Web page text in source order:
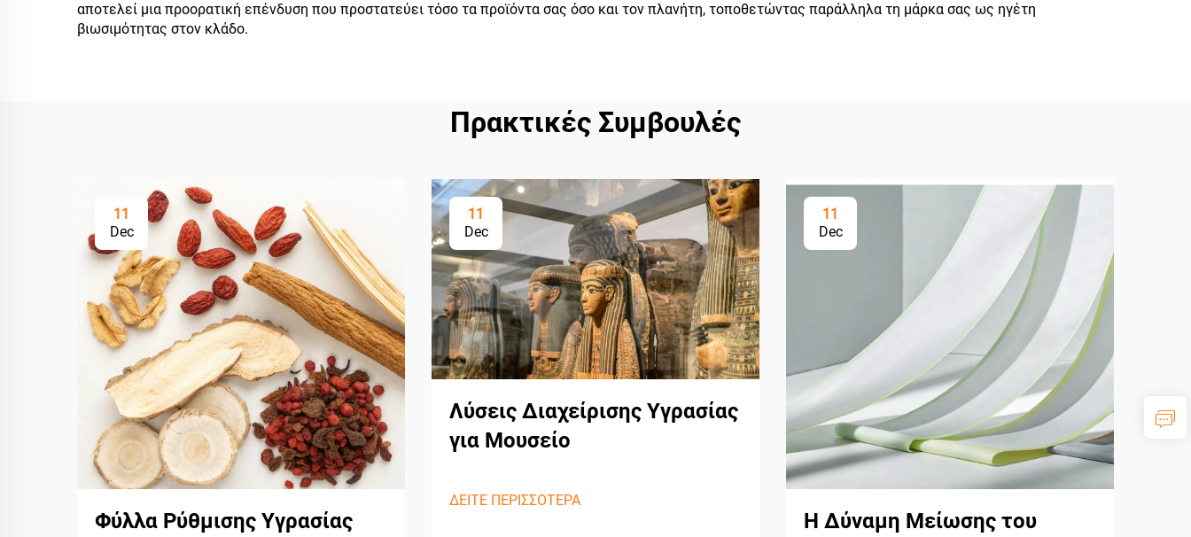
αποτελεί μια προορατική επένδυση που προστατεύει τόσο τα προϊόντα σας όσο και τον πλανήτη, τοποθετώντας παράλληλα τη μάρκα σας ως ηγέτη
βιωσιμότητας στον κλάδο.
Πρακτικές Συμβουλές
11
Dec
Φύλλα Ρύθμισης Υγρασίας
11
Dec
Λύσεις Διαχείρισης Υγρασίας
για Μουσείο
ΔΕΙΤΕ ΠΕΡΙΣΣΟΤΕΡΑ
11
Dec
Η Δύναμη Μείωσης του